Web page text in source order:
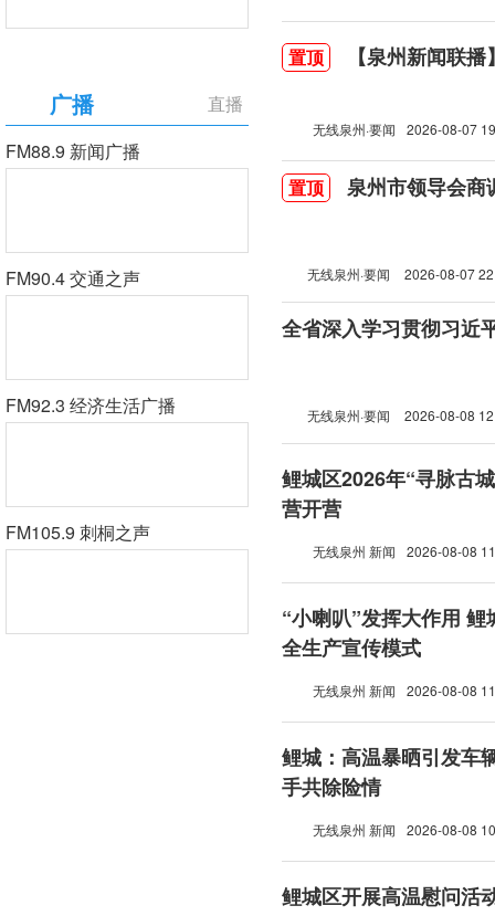
直播
广播
FM88.9 新闻广播
FM90.4 交通之声
FM92.3 经济生活广播
FM105.9 刺桐之声
置顶 【泉州新闻联
无线泉州·要闻 2026-08-07
置顶 泉州市领导会商
无线泉州·要闻 2026-08-07
无线泉州·要闻 2026-08-08
鲤城区2026年“寻脉古
营开营
无线泉州 新闻 2026-08-08
“小喇叭”发挥大作用
全生产宣传模式
无线泉州 新闻 2026-08-08
鲤城：高温暴晒引发车
手共除险情
无线泉州 新闻 2026-08-08
鲤城区开展高温慰问活